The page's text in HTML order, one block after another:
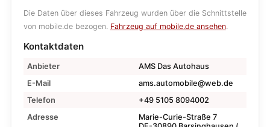
Die Daten über dieses Fahrzeug wurden über die Schnittstelle
von mobile.de bezogen. Fahrzeug auf mobile.de ansehen.
Kontaktdaten
Anbieter
AMS Das Autohaus
E-Mail
ams.automobile@web.de
Telefon
+49 5105 8094002
Adresse
Marie-Curie-Straße 7